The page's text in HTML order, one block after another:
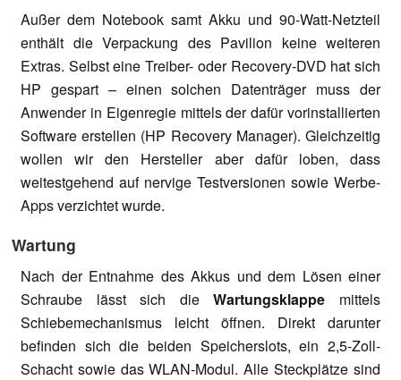
Außer dem Notebook samt Akku und 90-Watt-Netzteil
enthält die Verpackung des Pavilion keine weiteren
Extras. Selbst eine Treiber- oder Recovery-DVD hat sich
HP gespart – einen solchen Datenträger muss der
Anwender in Eigenregie mittels der dafür vorinstallierten
Software erstellen (HP Recovery Manager). Gleichzeitig
wollen wir den Hersteller aber dafür loben, dass
weitestgehend auf nervige Testversionen sowie Werbe-
Apps verzichtet wurde.
Wartung
Nach der Entnahme des Akkus und dem Lösen einer
Schraube lässt sich dieWartungsklappe mittels
Schiebemechanismus leicht öffnen. Direkt darunter
befinden sich die beiden Speicherslots, ein 2,5-Zoll-
Schacht sowie das WLAN-Modul. Alle Steckplätze sind